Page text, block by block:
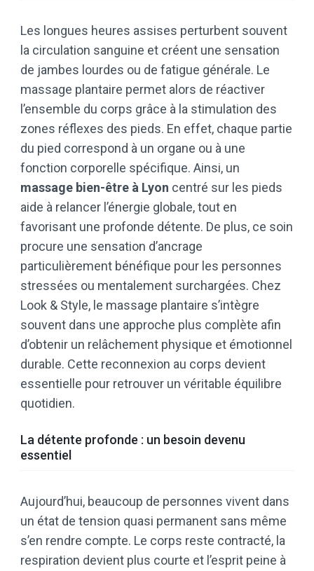
Les longues heures assises perturbent souvent
la circulation sanguine et créent une sensation
de jambes lourdes ou de fatigue générale. Le
massage plantaire permet alors de réactiver
l’ensemble du corps grâce à la stimulation des
zones réflexes des pieds. En effet, chaque partie
du pied correspond à un organe ou à une
fonction corporelle spécifique. Ainsi, un
massage bien-être à Lyon centré sur les pieds
aide à relancer l’énergie globale, tout en
favorisant une profonde détente. De plus, ce soin
procure une sensation d’ancrage
particulièrement bénéfique pour les personnes
stressées ou mentalement surchargées. Chez
Look & Style, le massage plantaire s’intègre
souvent dans une approche plus complète afin
d’obtenir un relâchement physique et émotionnel
durable. Cette reconnexion au corps devient
essentielle pour retrouver un véritable équilibre
quotidien.
La détente profonde : un besoin devenu
essentiel
Aujourd’hui, beaucoup de personnes vivent dans
un état de tension quasi permanent sans même
s’en rendre compte. Le corps reste contracté, la
respiration devient plus courte et l’esprit peine à